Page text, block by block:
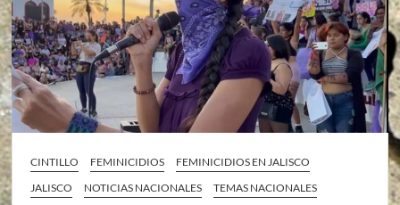
CINTILLO FEMINICIDIOS
FEMINICIDIOS EN JALISCO
JALISCO
NOTICIAS NACIONALES
TEMAS NACIONALES